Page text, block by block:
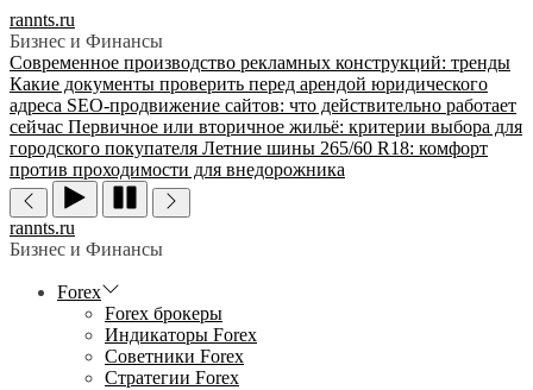
rannts.ru
Бизнес и Финансы
Современное производство рекламных конструкций: тренды
Какие документы проверить перед арендой юридического
адреса SEO-продвижение сайтов: что действительно работает
сейчас Первичное или вторичное жильё: критерии выбора для
городского покупателя Летние шины 265/60 R18: комфорт
против проходимости для внедорожника
rannts.ru
Бизнес и Финансы
Forex
Forex брокеры
Индикаторы Forex
Советники Forex
Стратегии Forex